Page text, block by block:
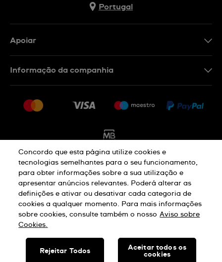
Portugal
Apoiar
Rescindir o contrato
Informação da companhia
Carreiras
Aviso De Privacidade Aviso De Cookies
Termos E Condições De Uso
SWISS MADE
Concordo que esta página utilize cookies e
tecnologias semelhantes para o seu funcionamento,
para obter informações sobre a sua utilização e
apresentar anúncios relevantes. Poderá alterar as
definições e ativar ou desativar cada categoria de
cookies a qualquer momento. Para mais informações
sobre cookies, consulte também o nosso Aviso sobre
Cookies.
Rejeitar Todos
Aceitar todos os
cookies